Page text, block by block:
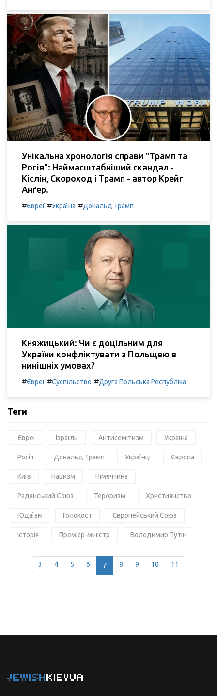
Унікальна хронологія справи "Трамп та
Росія": Наймасштабніший скандал -
Кіслін, Скороход і Трамп - автор Крейг
Анґер.
#Євреї #Україна #Дональд Трамп
Княжицький: Чи є доцільним для
України конфліктувати з Польщею в
нинішніх умовах?
#Євреї #Суспільство #Друга Польська Республіка
Теги
Євреї Ізраїль Антисемітизм Україна
Росія Дональд Трамп Українці Європа
Київ Нацизм Німеччина
Радянський Союз Тероризм Християнство
Юдаїзм Голокост Європейський Союз
Історія Прем'єр-міністр Володимир Путін
3 4 5 6 7 8 9 10 11
JEWISHKIEVUA